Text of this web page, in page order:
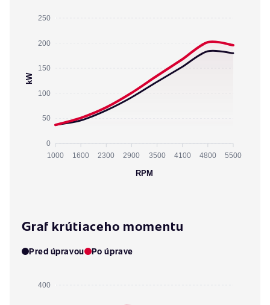
250
200
150
100
50
0
kW
1000 1600 2300 2900 3500 4100 4800 5500
RPM
Graf krútiaceho momentu
Pred úpravou Po úprave
400